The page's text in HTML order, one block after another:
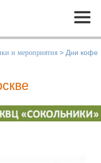
Меню
и мероприятия > Дни кофе